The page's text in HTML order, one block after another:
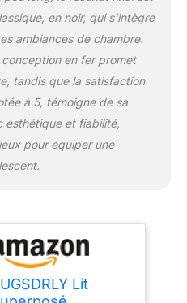
à 4 utilisateurs en
temps, de sorte
les frères et sœurs
les amis en visite
de beaucoup
de couchage,
qui le rend
adapté
familles nombreuses
ont besoin
Aspect
: Le cadre de lit
disponible en deux
modernes, noir
blanc, qui sont à la
en noir, qui s’intègre
ambiances de chambre.
en fer promet
tandis que la satisfaction
à 5, témoigne de sa
esthétique et fiabilité,
pour équiper une
Lit